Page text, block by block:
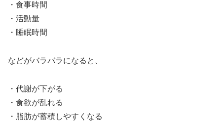
・食事時間
・活動量
・睡眠時間
などがバラバラになると、
・代謝が下がる
・食欲が乱れる
・脂肪が蓄積しやすくなる